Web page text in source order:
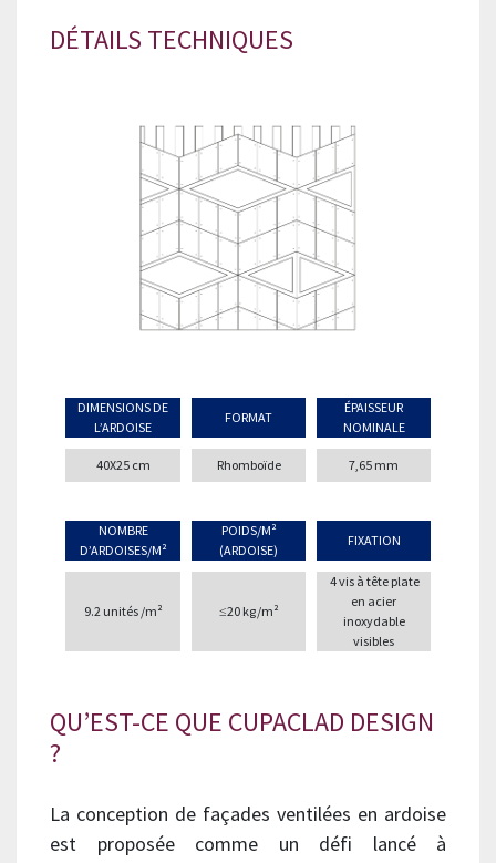
DÉTAILS TECHNIQUES
DIMENSIONS DE
L’ARDOISE
FORMAT
ÉPAISSEUR
NOMINALE
40X25 cm Rhomboïde 7,65 mm
NOMBRE
D’ARDOISES/M²
POIDS/M²
(ARDOISE)
FIXATION
9.2 unités /m² ≤20 kg/m²
4 vis à tête plate
en acier
inoxydable
visibles
QU’EST-CE QUE CUPACLAD DESIGN
?
La conception de façades ventilées en ardoise
est proposée comme un défi lancé à